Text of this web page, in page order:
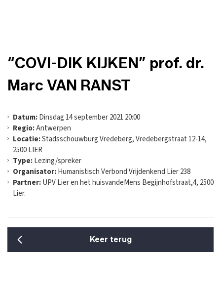
“COVI-DIK KIJKEN” prof. dr.
Marc VAN RANST
Datum:Dinsdag 14 september 2021 20:00
Regio:Antwerpen
Locatie:Stadsschouwburg Vredeberg, Vredebergstraat 12-14,
2500 LIER
Type:Lezing/spreker
Organisator:Humanistisch Verbond Vrijdenkend Lier 238
Partner:UPV Lier en het huisvandeMens Begijnhofstraat,4, 2500
Lier.
Keer terug